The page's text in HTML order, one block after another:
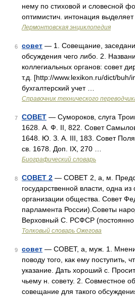
нему по стиховой и словесной
оптимистич. интонация выделяет
Лермонтовская энциклопедия
6 совет — 1. Совещание,
обсуждения чего либо. 2.
коллегиальных органов: совет
т.д. [http://www.lexikon.ru/dict/buh/
бухгалтерский учет …
Справочник технического
7 СОВЕТ — Сумороков, слуга
1628. А. Ф. II, 822. Совет
1648. Ю. З. А. III, 183. Совет
св. 1678. Доп. IX, 270 …
Биографический словарь
8 СОВЕТ 2 — СОВЕТ 2, а, м.
государственной власти, одна
организации общества. Совет
парламента России).Советы
Верховный С. РСФСР (постоянно
Толковый словарь Ожегова
9 совет — СОВЕТ, а, муж. 1.
поводу того, как ему поступить,
указание. Дать хороший с.
чьему н. совету. 2. Совместное
совещание для такого